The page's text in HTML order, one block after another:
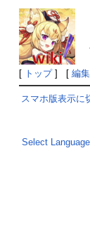
[ トップ] [ 編集
スマホ版表示に
Select Language